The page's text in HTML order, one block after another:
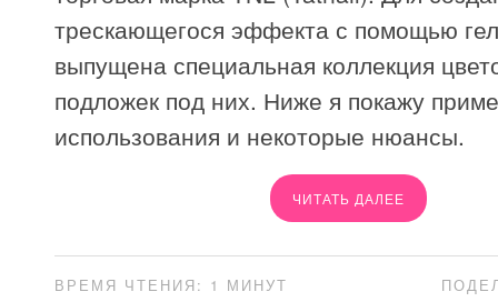
трескающегося эффекта с помощью
выпущена специальная коллекция
подложек под них. Ниже я покажу
использования и некоторые нюансы.
ЧИТАТЬ ДАЛЕЕ
ВРЕМЯ ЧТЕНИЯ: 1 МИНУТ